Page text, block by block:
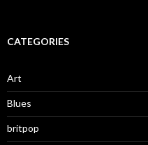
CATEGORIES
Art
Blues
britpop